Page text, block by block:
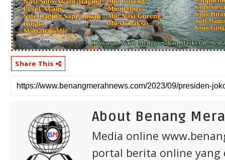
Share This
About Benang
Media online
portal berita online